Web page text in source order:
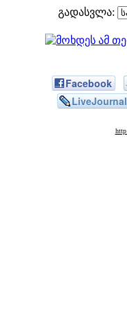
გადასვლა:
Facebook
LiveJournal